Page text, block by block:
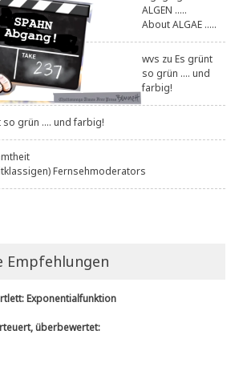
ALGEN .....
About ALGAE .....
wvs zuEs grünt
so grün .... und
farbig!
so grün .... und farbig!
Fernsehmoderators
Empfehlungen
Exponentialfunktion
überbewertet: